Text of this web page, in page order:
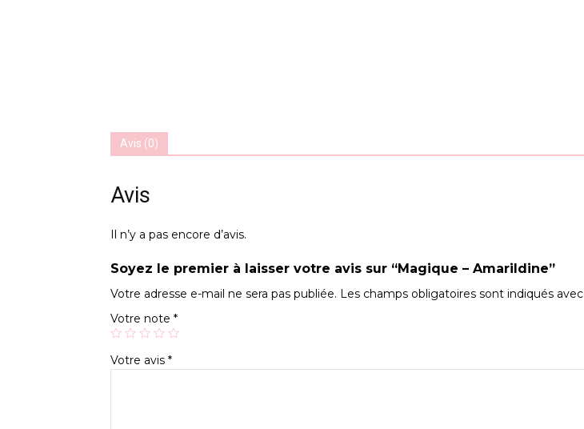
Avis (0)
Avis
Il n’y a pas encore d’avis.
Soyez le premier à laisser votre avis sur “Magique – Amarildine”
Votre adresse e-mail ne sera pas publiée. Les champs obligatoires sont indiqués avec
Votre note *
Votre avis *